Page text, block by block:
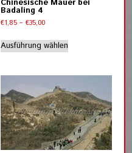
Produktseite
Chinesische Mauer bei
Badaling 4
€1,85 – €35,00Preisspanne:
bis
€35,00
Ausführung wählenProdukt
mehrere
auf.
Die
Optionen
können
auf